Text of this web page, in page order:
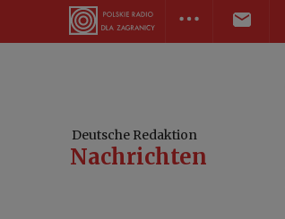
Deutsche Redaktion
Nachrichten